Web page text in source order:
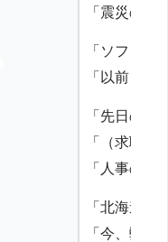
「震災の
「ソフト
「以前、
「先日の
「（求職
「人事の方
「北海道
「今、弊